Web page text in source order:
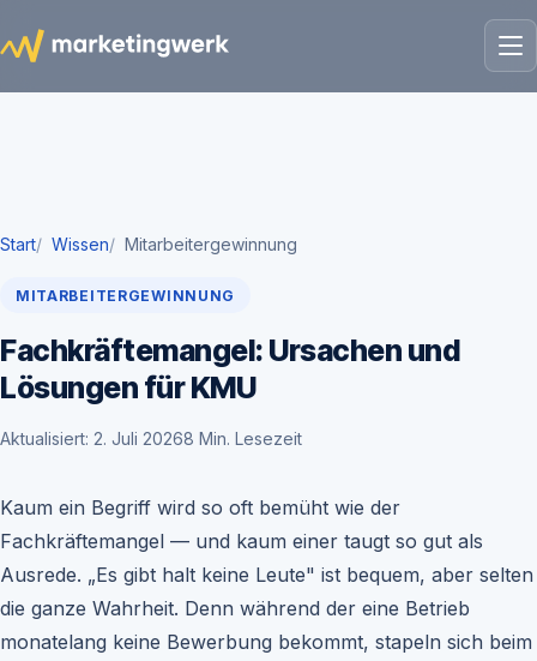
Start Wissen Mitarbeitergewinnung
MITARBEITERGEWINNUNG
Fachkräftemangel: Ursachen und
Lösungen für KMU
Aktualisiert: 2. Juli 20268 Min. Lesezeit
Kaum ein Begriff wird so oft bemüht wie der
Fachkräftemangel — und kaum einer taugt so gut als
Ausrede. „Es gibt halt keine Leute" ist bequem, aber selten
die ganze Wahrheit. Denn während der eine Betrieb
monatelang keine Bewerbung bekommt, stapeln sich beim